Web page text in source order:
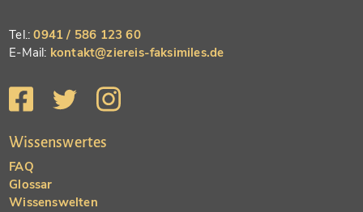
Tel.:0941 / 586 123 60
E-Mail: kontakt@ziereis-faksimiles.de
Wissenswertes
FAQ
Glossar
Wissenswelten